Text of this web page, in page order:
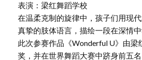
表演：梁红舞蹈学校
在温柔克制的旋律中，孩子们用现
真挚的肢体语言，描绘一段在深情中
此次参赛作品《Wonderful U》由
奖，并在世界舞蹈大赛中跻身前五